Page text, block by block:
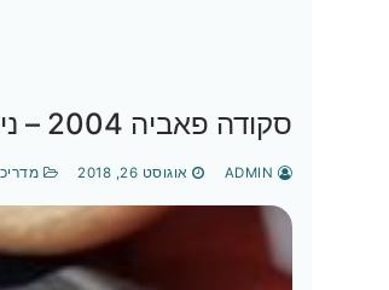
סקודה פאביה 2004 – ניקוי חיישן MAP
אוגוסט 26, 2018